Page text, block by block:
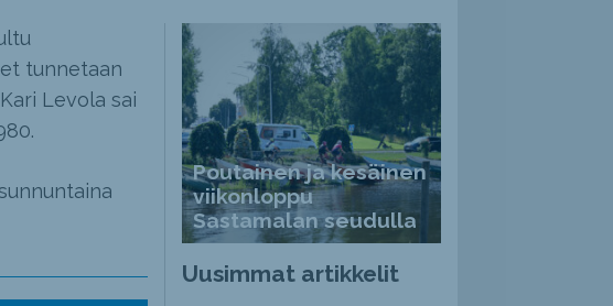
tunnetaan
Levola sai
Poutainen ja kesäinen
viikonloppu
Sastamalan seudulla
Uusimmat artikkelit